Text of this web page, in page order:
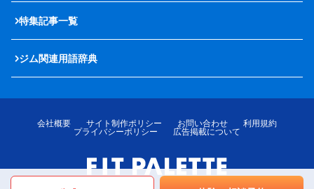
特集記事一覧
ジム関連用語辞典
会社概要 サイト制作ポリシー お問い合わせ
利用規約
プライバシーポリシー
広告掲載について